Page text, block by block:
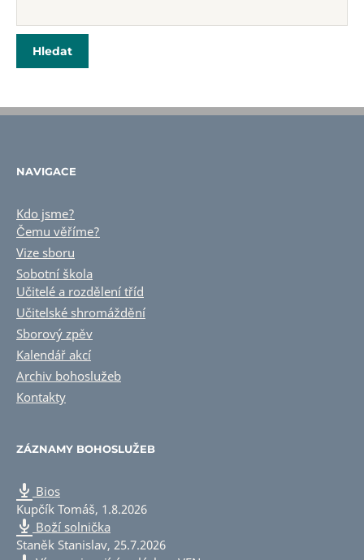
NAVIGACE
Kdo jsme?
Čemu věříme?
Vize sboru
Sobotní škola
Učitelé a rozdělení tříd
Učitelské shromáždění
Sborový zpěv
Kalendář akcí
Archiv bohoslužeb
Kontakty
ZÁZNAMY BOHOSLUŽEB
Bios
Kupčík Tomáš, 1.8.2026
Boží solnička
Staněk Stanislav, 25.7.2026